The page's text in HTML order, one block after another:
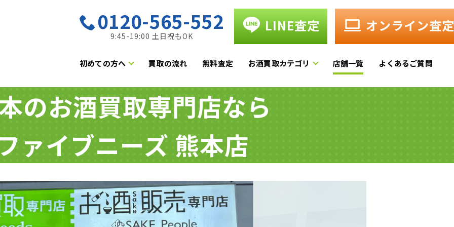
0120-565-552
9:45-19:00 土日祝もOK
LINE査定 オンライン査定
初めての方へ 買取の流れ 無料査定 お酒買取カテゴリ 店舗一覧 よくあるご質問
のお酒買取専門店なら
ァイブニーズ 熊本店